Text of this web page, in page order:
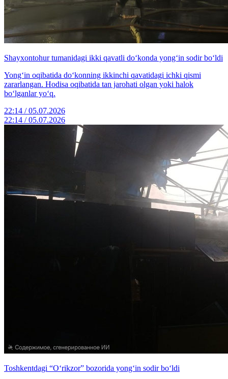
Shayxontohur tumanidagi ikki qavatli do‘konda yong‘in sodir bo‘ldi
Yong‘in oqibatida do‘konning ikkinchi qavatidagi ichki qismi
zararlangan. Hodisa oqibatida tan jarohati olgan yoki halok
bo‘lganlar yo‘q.
22:14 / 05.07.2026
22:14 / 05.07.2026
Toshkentdagi “O‘rikzor” bozorida yong‘in sodir bo‘ldi